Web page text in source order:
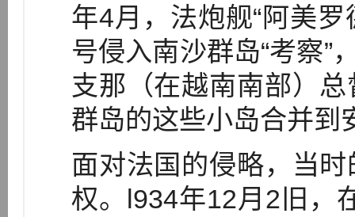
年4月，法炮舰“阿美罗
号侵入南沙群岛“考察”
支那（在越南南部）
群岛的这些小岛合并到
面对法国的侵略，当
权。l934年12月2旧，